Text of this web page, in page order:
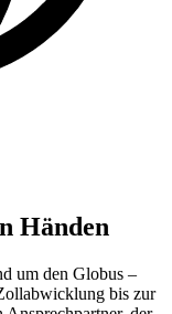
Händen
um den Globus –
bis zur